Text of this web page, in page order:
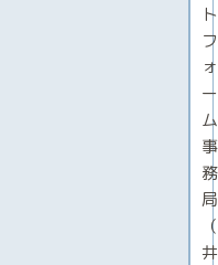
ト
フ
ォ
ー
ム
事
務
局
井